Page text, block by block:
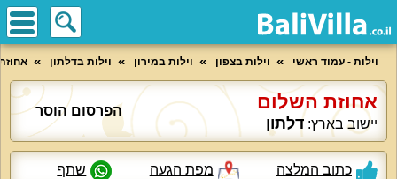
וילות - עמוד ראשי וילות בצפון וילות במירון וילות בדלתון
אחוזת השלום
יישוב בארץ: דלתון
הפרסום הוסר
כתוב המלצה מפת הגעה שתף